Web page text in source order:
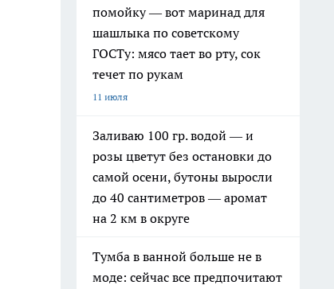
помойку — вот маринад для
шашлыка по советскому
ГОСТу: мясо тает во рту, сок
течет по рукам
11 июля
Заливаю 100 гр. водой — и
розы цветут без остановки до
самой осени, бутоны выросли
до 40 сантиметров — аромат
на 2 км в округе
Тумба в ванной больше не в
моде: сейчас все предпочитают